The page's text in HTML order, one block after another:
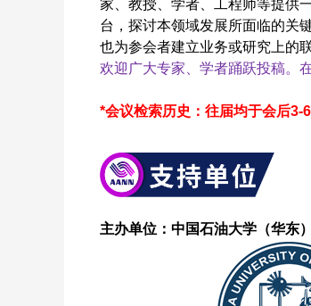
家、教授、学者、工程师等提供
台，探讨本领域发展所面临的关
也为参会者建立业务或研究上的
欢迎广大专家、学者踊跃投稿。
*会议检索历史：往届均于会后3-
主办单位：中国石油大学（华东